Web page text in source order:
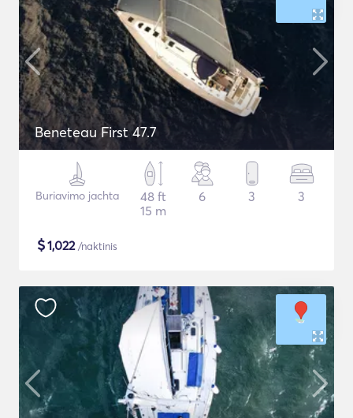
Beneteau First 47.7
Buriavimo jachta
48 ft
15 m
6 3 3
$1,022/naktinis